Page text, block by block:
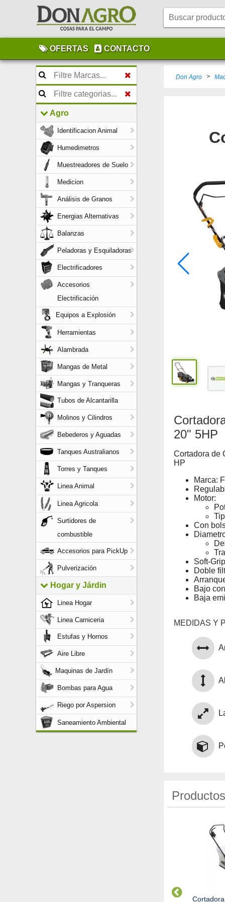
OFERTAS CONTACTO
Agro
Identificacion Animal
Humedimetros
Muestreadores de Suelo
Medicion
Análisis de Granos
Energias Alternativas
Balanzas
Peladoras y Esquiladoras
Electrificadores
Accesorios
Electrificación
Equipos a Explosión
Herramientas
Alambrada
Mangas de Metal
Mangas y Tranqueras
Tubos de Alcantarilla
Molinos y Cilindros
Bebederos y Aguadas
Tanques Australianos
Torres y Tanques
Linea Animal
Linea Agricola
Surtidores de
combustible
Accesorios para PickUp
Pulverización
Hogar y Járdin
Linea Hogar
Linea Carniceria
Estufas y Hornos
Aire Libre
Maquinas de Jardín
Bombas para Agua
Riego por Aspersion
Saneamiento Ambiental
Don Agro >
20" 5HP
Cortadora de
HP
Marca:
Motor:
Con
Soft-
Doble
Bajo
Baja
MEDIDAS Y
Cortadora de cesped XP140